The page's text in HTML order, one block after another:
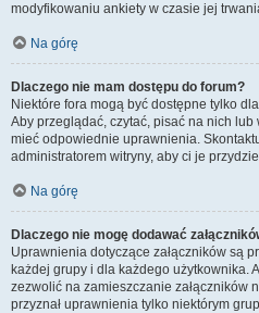
modyfikowaniu ankiety w czasie jej
Na górę
Dlaczego nie mam dostępu do forum?
Niektóre fora mogą być dostępne tylko
Aby przeglądać, czytać, pisać na nich
mieć odpowiednie uprawnienia.
administratorem witryny, aby ci je
Na górę
Dlaczego nie mogę dodawać
Uprawnienia dotyczące załączników są
każdej grupy i dla każdego użytkownika.
zezwolić na zamieszczanie załączników
przyznał uprawnienia tylko niektórym